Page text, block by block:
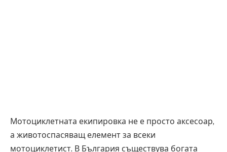
Мотоциклетната екипировка не е просто аксесоар,
а животоспасяващ елемент за всеки
мотоциклетист. В България съществува богата